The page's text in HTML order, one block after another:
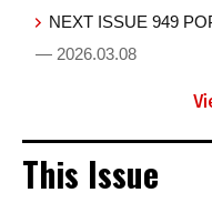
NEXT ISSUE 949
— 2026.03.08
This Issue